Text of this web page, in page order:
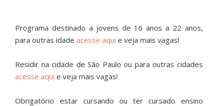
Programa destinado a jovens de 16 anos a 22 anos,
para outras idadeacesse aqui e veja mais vagas!
Residir na cidade de São Paulo ou para outras cidades
acesse aqui e veja mais vagas!
Obrigatório estar cursando ou ter cursado ensino